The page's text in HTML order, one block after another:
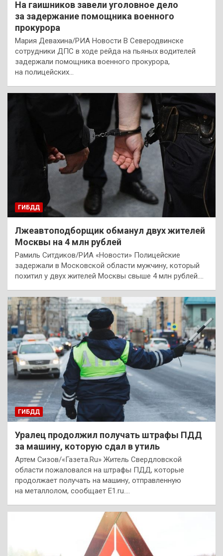
На гаишников завели уголовное дело
за задержание помощника военного
прокурора
Мария Девахина/РИА Новости В Северодвинске
сотрудники ДПС в ходе рейда на пьяных водителей
задержали помощника военного прокурора,
на полицейских…
ГИБДД
Лжеавтоподборщик обманул двух жителей
Москвы на 4 млн рублей
Рамиль Ситдиков/РИА «Новости» Полицейские
задержали в Московской области мужчину, который
похитил у двух жителей Москвы свыше 4 млн рублей.…
ГИБДД
Уралец продолжил получать штрафы ПДД
за машину, которую сдал в утиль
Артем Сизов/«Газета.Ru» Житель Свердловской
области пожаловался на штрафы ПДД, которые
продолжает получать на машину, отправленную
на металлолом, сообщает Е1.ru.…